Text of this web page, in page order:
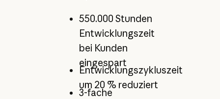
550.000 Stunden
Entwicklungszeit
bei Kunden
eingespart
Entwicklungszykluszeit
um 20 % reduziert
3-fache